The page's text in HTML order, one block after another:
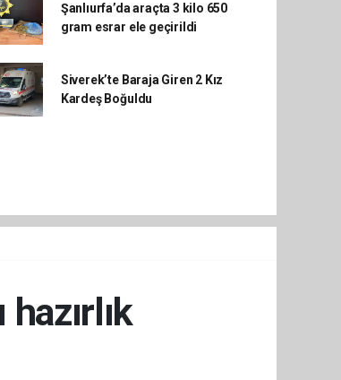
Şanlıurfa’da araçta 3 kilo 650
gram esrar ele geçirildi
Siverek’te Baraja Giren 2 Kız
Kardeş Boğuldu